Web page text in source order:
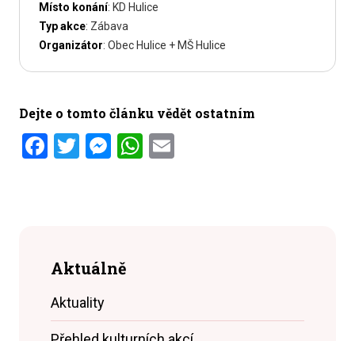
Místo konání: KD Hulice
Typ akce: Zábava
Organizátor: Obec Hulice + MŠ Hulice
Dejte o tomto článku vědět ostatním
Facebook
Twitter
Messenger
WhatsApp
Aktuálně
Aktuality